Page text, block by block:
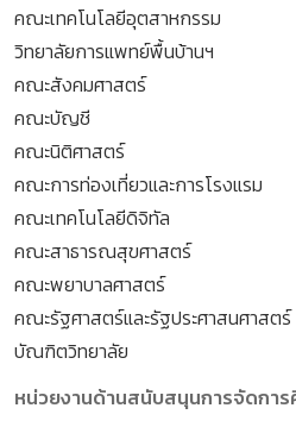
คณะเทคโนโลยีอุตสาหกรรม
วิทยาลัยการแพทย์พื้นบ้านฯ
คณะสังคมศาสตร์
คณะบัญชี
คณะนิติศาสตร์
คณะการท่องเที่ยวและการโรงแรม
คณะเทคโนโลยีดิจิทัล
คณะสาธารณสุขศาสตร์
คณะพยาบาลศาสตร์
คณะรัฐศาสตร์และรัฐประศาสนศาสตร์
บัณฑิตวิทยาลัย
หน่วยงานด้านสนับสนุนการจัดกา